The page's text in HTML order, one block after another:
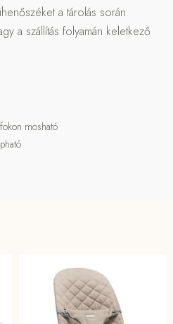
a tárolás során
a szállítás folyamán keletkező
mosható